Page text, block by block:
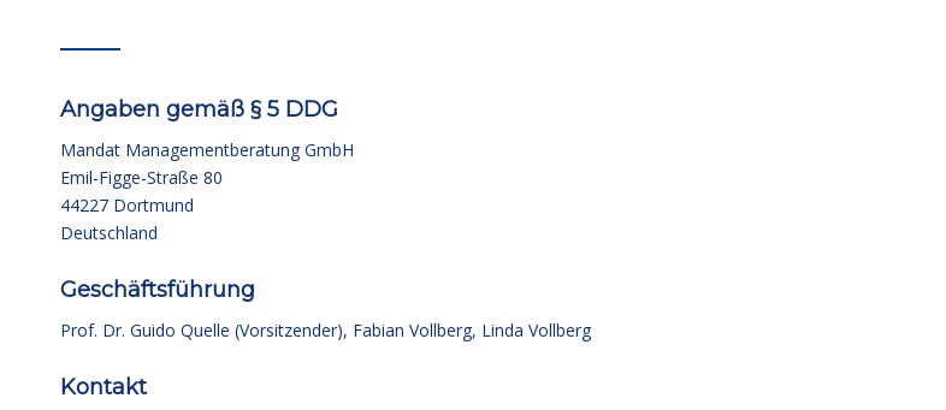
Angaben gemäß § 5 DDG
Mandat Managementberatung GmbH
Emil-Figge-Straße 80
44227 Dortmund
Deutschland
Geschäftsführung
Prof. Dr. Guido Quelle (Vorsitzender), Fabian Vollberg, Linda Vollberg
Kontakt